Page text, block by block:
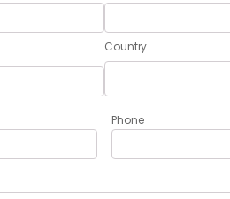
Country
Phone